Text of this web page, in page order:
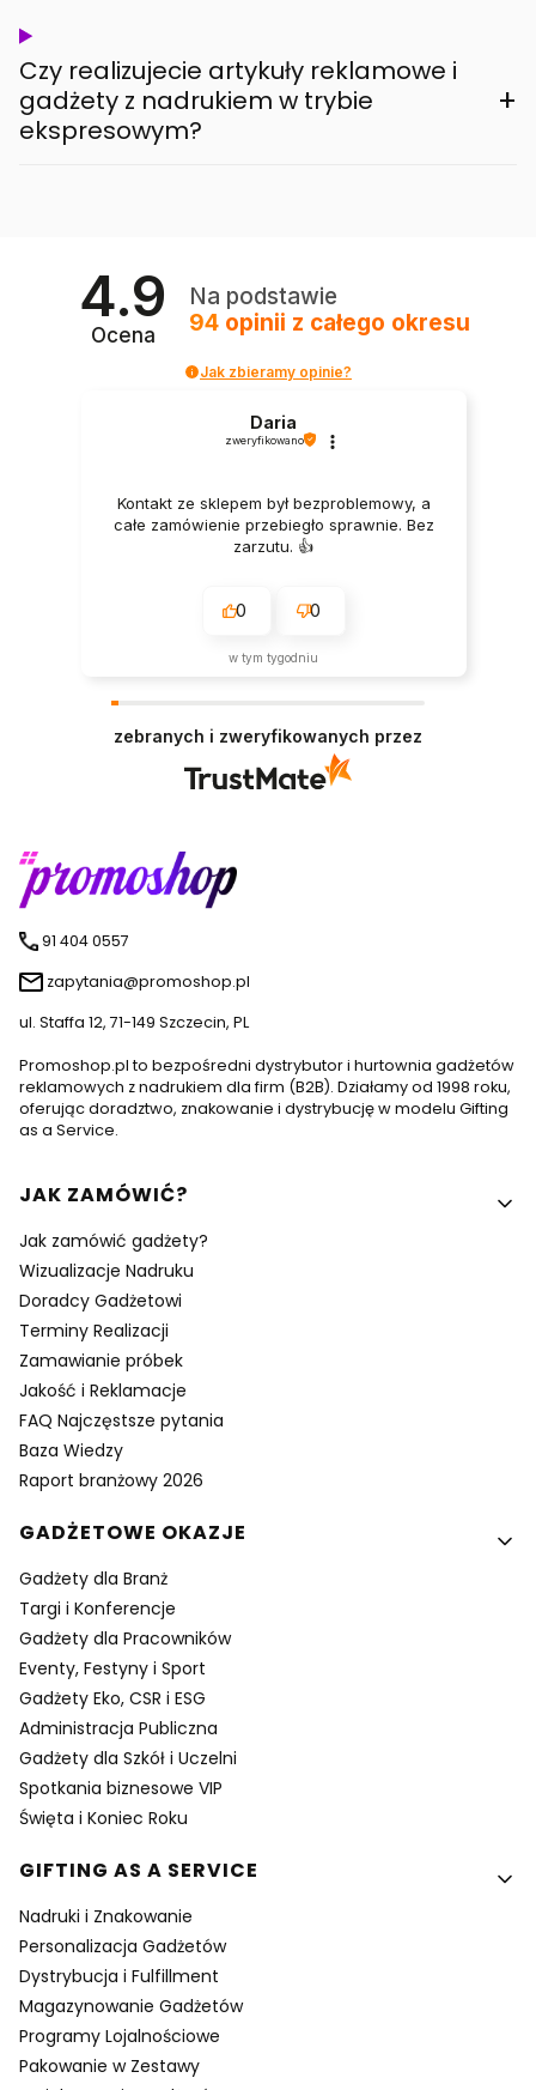
Czy realizujecie artykuły reklamowe i
gadżety z nadrukiem w trybie
ekspresowym?
+
4.9
Ocena
Na podstawie
94 opinii z całego okresu
Jak zbieramy opinie?
Daria
zweryfikowano
Kontakt ze sklepem był bezproblemowy, a
całe zamówienie przebiegło sprawnie. Bez
zarzutu. 👍️
0 0
w tym tygodniu
zebranych i zweryfikowanych przez
91 404 0557
zapytania@promoshop.pl
ul. Staffa 12, 71-149 Szczecin, PL
Promoshop.pl to bezpośredni dystrybutor i hurtownia gadżetów
reklamowych z nadrukiem dla firm (B2B). Działamy od 1998 roku,
oferując doradztwo, znakowanie i dystrybucję w modelu Gifting
as a Service.
Linki w stopce
JAK ZAMÓWIĆ?
Jak zamówić gadżety?
Wizualizacje Nadruku
Doradcy Gadżetowi
Terminy Realizacji
Zamawianie próbek
Jakość i Reklamacje
FAQ Najczęstsze pytania
Baza Wiedzy
Raport branżowy 2026
GADŻETOWE OKAZJE
Gadżety dla Branż
Targi i Konferencje
Gadżety dla Pracowników
Eventy, Festyny i Sport
Gadżety Eko, CSR i ESG
Administracja Publiczna
Gadżety dla Szkół i Uczelni
Spotkania biznesowe VIP
Święta i Koniec Roku
GIFTING AS A SERVICE
Nadruki i Znakowanie
Personalizacja Gadżetów
Dystrybucja i Fulfillment
Magazynowanie Gadżetów
Programy Lojalnościowe
Pakowanie w Zestawy